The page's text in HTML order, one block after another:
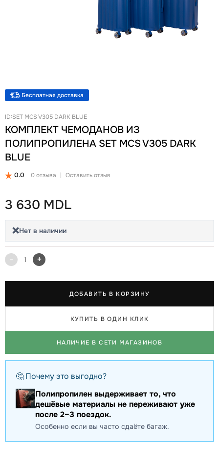
Детские кошельки
Pungă cosmetică
Бесплатная доставка
ID:SET MCS V305 DARK BLUE
КОМПЛЕКТ ЧЕМОДАНОВ ИЗ
ПОЛИПРОПИЛЕНА SET MCS V305 DARK
BLUE
0.0 0 отзыва | Оставить отзыв
3 630 MDL
❌Нет в наличии
- 1 +
ДОБАВИТЬ В КОРЗИНУ
КУПИТЬ В ОДИН КЛИК
НАЛИЧИЕ В СЕТИ МАГАЗИНОВ
🤔 Почему это выгодно?
Полипропилен выдерживает то, что
дешёвые материалы не переживают уже
после 2–3 поездок.
Особенно если вы часто сдаёте багаж.